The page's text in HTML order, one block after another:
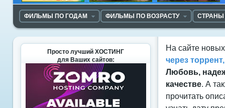
ФИЛЬМЫ ПО ГОДАМ ФИЛЬМЫ ПО ВОЗРАСТУ
На сайте
через
Любовь,
качестве. А
прочитать
Просто лучший ХОСТИНГ
для Ваших сайтов: